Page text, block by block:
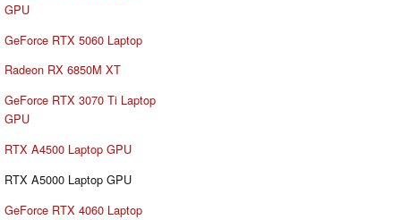
GPU
GeForce RTX 5060 Laptop
Radeon RX 6850M XT
GeForce RTX 3070 Ti Laptop
GPU
RTX A4500 Laptop GPU
RTX A5000 Laptop GPU
GeForce RTX 4060 Laptop